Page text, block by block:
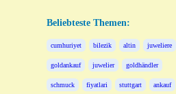
Beliebteste Themen:
cumhuriyet bilezik altin juweliere
goldankauf juwelier goldhändler
schmuck fiyatlari stuttgart ankauf